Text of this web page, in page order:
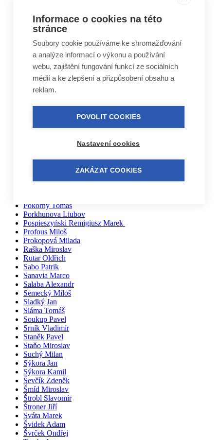
Mikoláš Zdeněk
Mikulášek Josef
Mikuláštíková Petra
Mikyska Jan
Moravec Jiří
Mošna Josef
Nitra Josef
Nohel Marcel
Novák Jakub
Palíkovi Irena a Martin
Pazderka Dalibor
Pokorný Tomáš
Porkhunova Liubov
Pospieszyński Remigiusz Marek
Profous Miloš
Prokopová Milada
Raška Miroslav
Rutar Oldřich
Sabo Patrik
Sanavia Marco
Salaba Alexandr
Semecký Miloš
Sladký Jan
Sláma Tomáš
Soukup Pavel
Srník Vladimír
Staněk Pavel
Staňo Miroslav
Suchý Milan
Sýkora Jan
Sýkora Kamil
Ševčík Zdeněk
Šmíd Miroslav
Štrobl Slavomír
Štroner Jiří
Sváta Marek
Švidek Adam
Švrček Ondřej
Informace o cookies na této
stránce
Soubory cookie používáme ke shromažďování
a analýze informací o výkonu a používání
webu, zajištění fungování funkcí ze sociálních
médií a ke zlepšení a přizpůsobení obsahu a
reklam.
POVOLIT COOKIES
Nastavení cookies
ZAKÁZAT COOKIES